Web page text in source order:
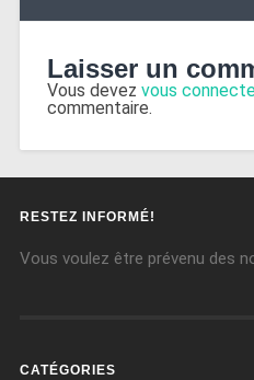
Laisser un
Vous devez vous
commentaire.
RESTEZ INFORMÉ!
Vous voulez être prévenu des
CATÉGORIES